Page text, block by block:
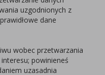
uzgodnionych z
dane
wobec przetwarzania
powinieneś
uzasadnia